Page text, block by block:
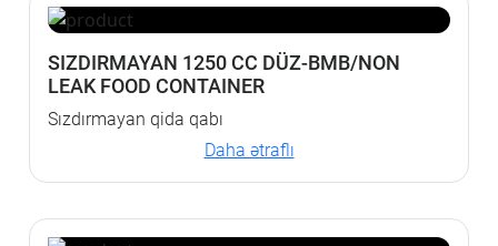
SIZDIRMAYAN 1250 CC DÜZ-BMB/NON
LEAK FOOD CONTAINER
Sızdırmayan qida qabı
Daha ətraflı